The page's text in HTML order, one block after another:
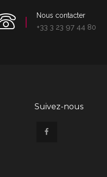
Nous contacter
+33 3 23 97 44 80
Suivez-nous